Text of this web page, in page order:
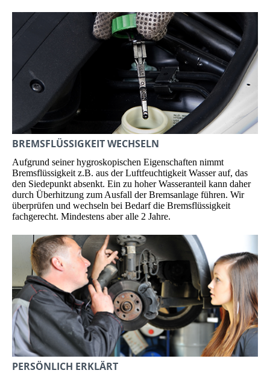
BREMSFLÜSSIGKEIT WECHSELN
Aufgrund seiner hygroskopischen Ei­gen­schaften nimmt
Bremsflüssigkeit z.B. aus der Luftfeuchtigkeit Wasser auf, das
den Siedepunkt absenkt. Ein zu hoher Was­ser­anteil kann daher
durch Überhitzung zum Ausfall der Bremsanlage führen. Wir
überprüfen und wechseln bei Bedarf die Bremsflüssigkeit
fachgerecht. Mindestens aber alle 2 Jahre.
PERSÖNLICH ERKLÄRT